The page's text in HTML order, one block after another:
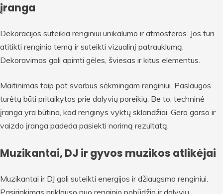
įranga
Dekoracijos suteikia renginiui unikalumo ir atmosferos. Jos turi
atitikti renginio temą ir suteikti vizualinį patrauklumą.
Dekoravimas gali apimti gėles, šviesas ir kitus elementus.
Maitinimas taip pat svarbus sėkmingam renginiui. Paslaugos
turėtų būti pritaikytos prie dalyvių poreikių. Be to, techninė
įranga yra būtina, kad renginys vyktų sklandžiai. Gera garso ir
vaizdo įranga padeda pasiekti norimą rezultatą.
Muzikantai, DJ ir gyvos muzikos atlikėjai
Muzikantai ir DJ gali suteikti energijos ir džiaugsmo renginiui.